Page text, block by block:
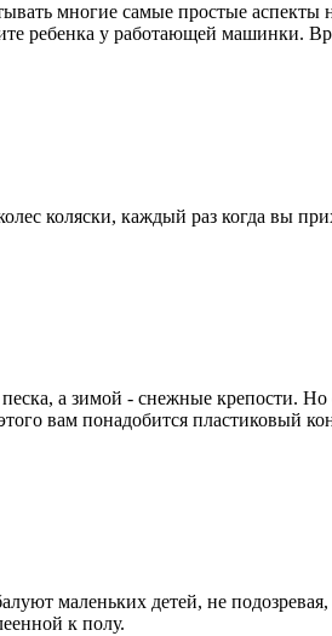
многие самые простые
ребенка у работающей машинки.
коляски, каждый раз когда вы
а зимой - снежные крепости. Но
вам понадобится пластиковый
маленьких детей, не
к полу.